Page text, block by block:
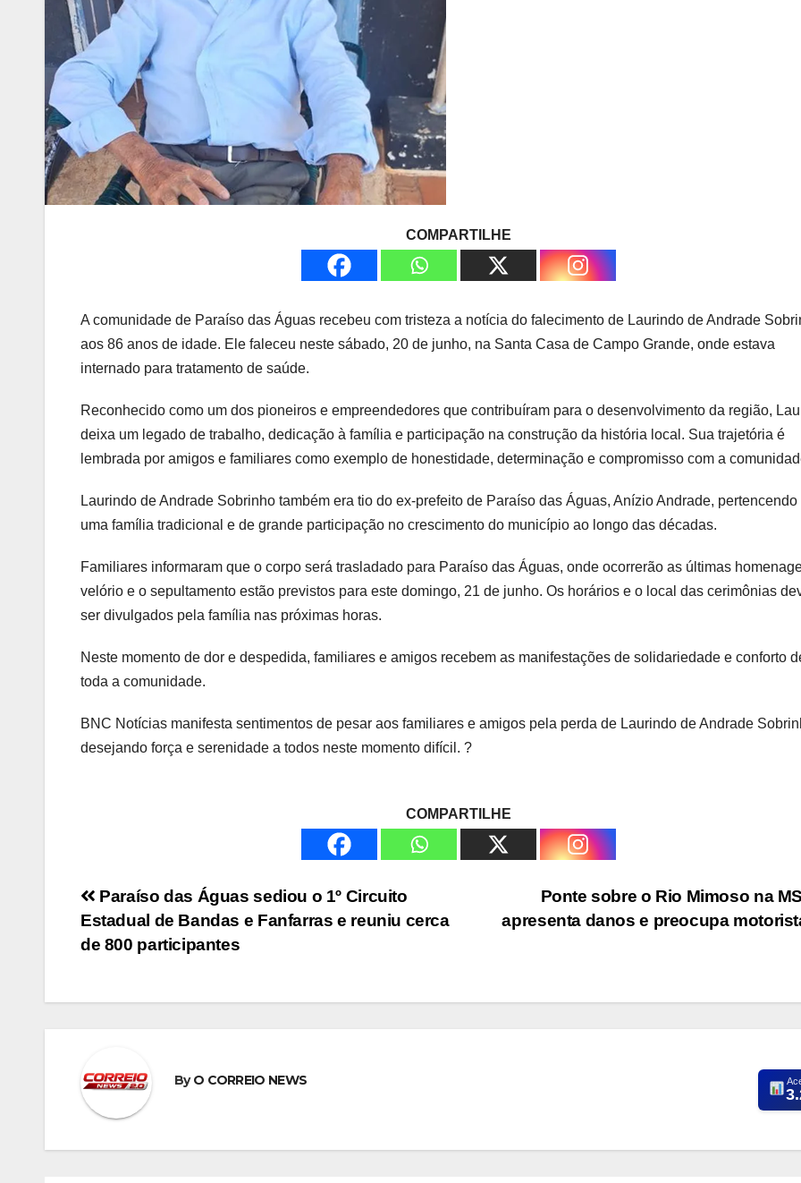
COMPARTILHE
A comunidade de Paraíso das Águas recebeu com tristeza a notícia do falecimento de Laurindo de Andrade
aos 86 anos de idade. Ele faleceu neste sábado, 20 de junho, na Santa Casa de Campo Grande, onde estava
internado para tratamento de saúde.
Reconhecido como um dos pioneiros e empreendedores que contribuíram para o desenvolvimento da região,
deixa um legado de trabalho, dedicação à família e participação na construção da história local. Sua trajetória é
lembrada por amigos e familiares como exemplo de honestidade, determinação e compromisso com a
Laurindo de Andrade Sobrinho também era tio do ex-prefeito de Paraíso das Águas, Anízio Andrade, pertencendo
uma família tradicional e de grande participação no crescimento do município ao longo das décadas.
Familiares informaram que o corpo será trasladado para Paraíso das Águas, onde ocorrerão as últimas
velório e o sepultamento estão previstos para este domingo, 21 de junho. Os horários e o local das cerimônias
ser divulgados pela família nas próximas horas.
Neste momento de dor e despedida, familiares e amigos recebem as manifestações de solidariedade e conforto
toda a comunidade.
BNC Notícias manifesta sentimentos de pesar aos familiares e amigos pela perda de Laurindo de Andrade
desejando força e serenidade a todos neste momento difícil. ?
COMPARTILHE
Navegação
de
Ponte sobre o Rio Mimoso na
apresenta danos e preocupa
Paraíso das Águas sediou o 1º Circuito
Estadual de Bandas e Fanfarras e reuniu cerca
de 800 participantes
ByO CORREIO NEWS